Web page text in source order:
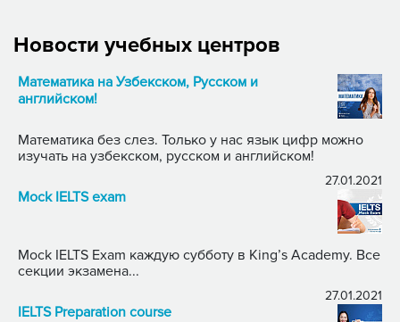
Новости учебных центров
Математика на Узбекском, Русском и
английском!
Математика без слез. Только у нас язык цифр можно
изучать на узбекском, русском и английском!
27.01.2021
Mock IELTS exam
Mock IELTS Exam каждую субботу в King’s Academy. Все
секции экзамена...
27.01.2021
IELTS Preparation course